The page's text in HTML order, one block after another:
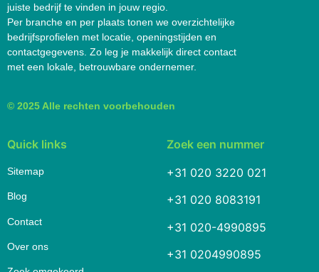
juiste bedrijf te vinden in jouw regio.
Per branche en per plaats tonen we overzichtelijke
bedrijfsprofielen met locatie, openingstijden en
contactgegevens. Zo leg je makkelijk direct contact
met een lokale, betrouwbare ondernemer.
© 2025 Alle rechten voorbehouden
Quick links
Sitemap
Blog
Contact
Over ons
Zoek een nummer
+31 020 3220 021
+31 020 8083191
+31 020-4990895
+31 0204990895